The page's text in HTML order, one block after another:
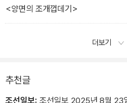
<양면의 조개껍데기>
더보기
추천글
조선일보: 조선일보 2025년 8월 23